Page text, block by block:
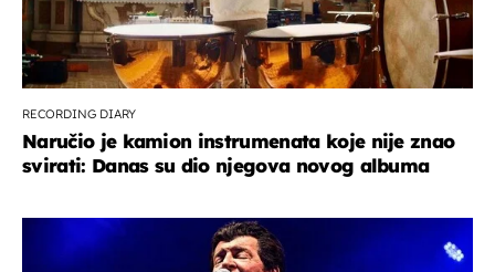
RECORDING DIARY
Naručio je kamion instrumenata koje nije znao
svirati: Danas su dio njegova novog albuma